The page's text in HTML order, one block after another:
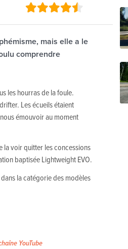
mais elle a le
comprendre
les hourras de la foule.
Les écueils étaient
émouvoir au moment
la voir quitter les concessions
baptisée Lightweight EVO.
la catégorie des modèles
YouTube